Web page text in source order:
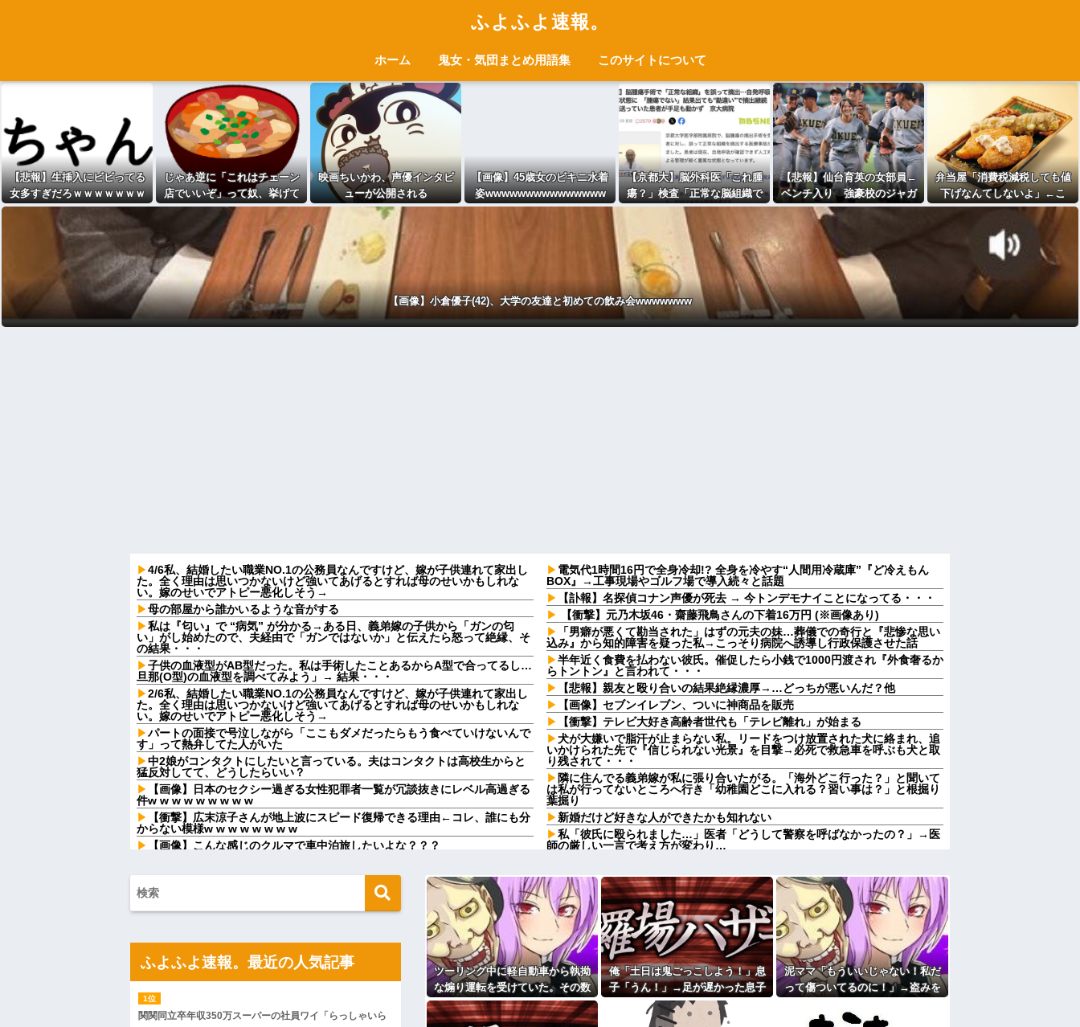
ふよふよ速報。
ホーム 鬼女・気団まとめ用語集 このサイトについて
【悲報】生挿入にビビってる
女多すぎだろｗｗｗｗｗｗｗ
ｗｗｗwwww
じゃあ逆に「これはチェーン
店でいいぞ」って奴、挙げて
けwwwwwwwww
映画ちいかわ、声優インタビ
ューが公開される
【画像】45歳女のビキニ水着
姿wwwwwwwwwwwwwww
【京都大】脳外科医「これ腫
瘍？」検査「正常な脳組織で
す」医者「腫瘍でしょ？」検
査「正常です」医者「腫瘍だ
よ」→女性患者が正常な組織
を摘出され重篤な状態に
【悲報】仙台育英の女部員←
ベンチ入り 強豪校のジャガ
イモダンサー←ベンチ外
弁当屋「消費税減税しても値
下げなんてしないよ」←こ
れ！
【画像】小倉優子(42)、大学の友達と初めての飲み会wwwwwww
4/6私、結婚したい職業NO.1の公務員なんですけど、嫁が子供連れて家出し
た。全く理由は思いつかないけど強いてあげるとすれば母のせいかもしれな
い。嫁のせいでアトピー悪化しそう→
母の部屋から誰かいるような音がする
私は『匂い』で “病気” が分かる→ある日、義弟嫁の子供から「ガンの匂
い」がし始めたので、夫経由で「ガンではないか」と伝えたら怒って絶縁、そ
の結果・・・
子供の血液型がAB型だった。私は手術したことあるからA型で合ってるし…
旦那(O型)の血液型を調べてみよう」→ 結果・・・
2/6私、結婚したい職業NO.1の公務員なんですけど、嫁が子供連れて家出し
た。全く理由は思いつかないけど強いてあげるとすれば母のせいかもしれな
い。嫁のせいでアトピー悪化しそう→
パートの面接で号泣しながら「ここもダメだったらもう食べていけないんで
す」って熱弁してた人がいた
中2娘がコンタクトにしたいと言っている。夫はコンタクトは高校生からと
猛反対してて、どうしたらいい？
【画像】日本のセクシー過ぎる女性犯罪者一覧が冗談抜きにレベル高過ぎる
件w w w w w w w w w
【衝撃】広末涼子さんが地上波にスピード復帰できる理由←コレ、誰にも分
からない模様w w w w w w w w
【画像】こんな感じのクルマで車中泊旅したいよな？？？
イらの姫だったw w w w w w w w w w
お前ら「日本も核武装汁！」←１万発の核弾頭どこに
店員「レバーは焼いてお召し上がりください」俺「大丈夫でしょ」→生で食
何処情報か知らんけど定期的に嘘情報を流す馬鹿がいる
毎日のように電車で痴漢に遭うので、背中を押すフリをしてある作戦をした
ら...
マクドでギャルママ軍団がガキを放って動物園。ワシ「自分らのママにもっ
と遊んで欲しいやんな？」ガキ「遊んでほしい」ワシ「魔法の言葉があるよ...
【家族内争い】 嫁のピアノを兄嫁が欲しがり親も譲れと言い出した結果…ｗ
ｗｗｗ
電気代1時間16円で全身冷却!? 全身を冷やす“人間用冷蔵庫”『ど冷えもん
BOX』→工事現場やゴルフ場で導入続々と話題
【訃報】名探偵コナン声優が死去 → 今トンデモナイことになってる・・・
【衝撃】元乃木坂46・齋藤飛鳥さんの下着16万円 (※画像あり)
「男癖が悪くて勘当された」はずの元夫の妹…葬儀での奇行と『悲惨な思い
込み』から知的障害を疑った私→こっそり病院へ誘導し行政保護させた話
半年近く食費を払わない彼氏。催促したら小銭で1000円渡され『外食奢るか
らトントン』と言われて・・・
【悲報】親友と殴り合いの結果絶縁濃厚→…どっちが悪いんだ？他
【画像】セブンイレブン、ついに神商品を販売
【衝撃】テレビ大好き高齢者世代も「テレビ離れ」が始まる
犬が大嫌いで脂汗が止まらない私。リードをつけ放置された犬に絡まれ、追
いかけられた先で『信じられない光景』を目撃→必死で救急車を呼ぶも犬と取
り残されて・・・
隣に住んでる義弟嫁が私に張り合いたがる。「海外どこ行った？」と聞いて
は私が行ってないところへ行き「幼稚園どこに入れる？習い事は？」と根掘り
葉掘り
新婚だけど好きな人ができたかも知れない
私「彼氏に殴られました…」医者「どうして警察を呼ばなかったの？」→医
師の厳しい一言で考え方が変わり…
り残されて・・・
私の地元は治安が悪く、弱いものいじめや犯罪を楽しみながら行うことが陽
キャの条件だった
義兄嫁が「義兄と喧嘩してDVされた、助けて」とウチに子連れで押しかけ
てきた。私「無理」義兄嫁「お腹痛い…苦しい…」私「はぁ」→交番に電話し
たら、甘いことを言われ…
【急増】「外国人受け入れ反対」56.3％に わずか2年で20.7ポイント増、
東大調査「若い世代ほど増加」
私が入院しているとき、義兄嫁が私の子供達に「お母さんが死んだらどうす
るの？うちでは引き取れないわよ。」と
ツーリング中に軽自動車から執拗
な煽り運転を受けていた。その数
分後、思わぬ結末を目撃すること
になり…
俺「土日は鬼ごっこしよう！」息
子「うん！」→足が遅かった息子
と本気で遊び続けた10年後…
泥ママ「もういいじゃない！私だ
って傷ついてるのに！」→盗みを
者アピール。その言い分に周囲か
ふよふよ速報。最近の人気記事
関関同立卒年収350万スーパーの社員ワイ「らっしゃいら